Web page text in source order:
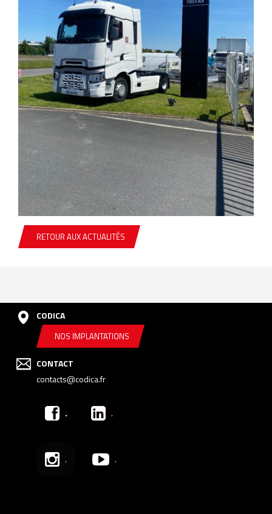
RETOUR AUX ACTUALITÉS
CODICA
NOS IMPLANTATIONS
CONTACT
contacts@codica.fr
. .
. .